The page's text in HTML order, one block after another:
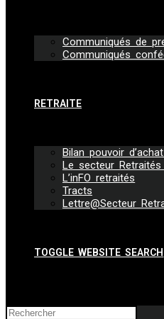
Communiqués de
Communiqués
RETRAITE
Bilan pouvoir
Le secteur
L’inFO retraités
Tracts
Lettre@Secteur
TOGGLE WEBSITE SEARCH